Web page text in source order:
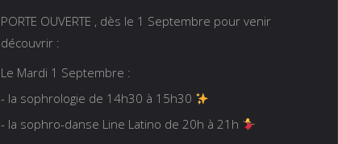
PORTE OUVERTE , dès le 1 Septembre pour venir
découvrir :
Le Mardi 1 Septembre :
- la sophrologie de 14h30 à 15h30
- la sophro-danse Line Latino de 20h à 21h